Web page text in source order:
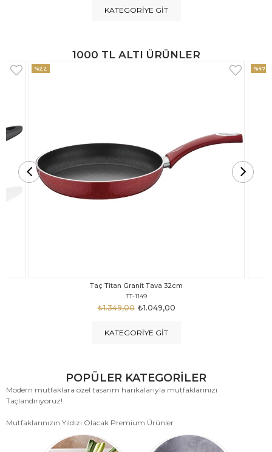
KATEGORIYE GIT
1000 TL ALTI ÜRÜNLER
Taç Titan Granit Tava 30cm
TT-1148
₺999,00
₺1.875,00
%47 %18
KATEGORIYE GIT
POPÜLER KATEGORİLER
Modern mutfaklara özel tasarım harikalarıyla mutfaklarınızı
Taçlandırıyoruz!
Mutfaklarınızın Yıldızı Olacak Premium Ürünler